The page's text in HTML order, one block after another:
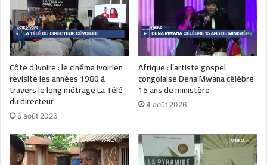
Côte d’Ivoire : le cinéma ivoirien
revisite les années 1980 à
travers le long métrage La Télé
du directeur
6 août 2026
Afrique : l’artiste gospel
congolaise Dena Mwana célèbre
15 ans de ministère
4 août 2026